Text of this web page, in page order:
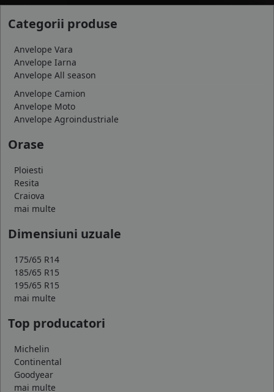
Categorii produse
Anvelope Vara
Anvelope Iarna
Anvelope All season
Anvelope Camion
Anvelope Moto
Anvelope Agroindustriale
Orase
Ploiesti
Resita
Craiova
mai multe
Dimensiuni uzuale
175/65 R14
185/65 R15
195/65 R15
mai multe
Top producatori
Michelin
Continental
Goodyear
mai multe